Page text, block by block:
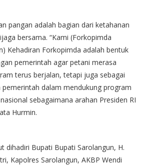
pangan adalah bagian dari ketahanan
bersama. “Kami (Forkopimda
Kehadiran Forkopimda adalah bentuk
pemerintah agar petani merasa
terus berjalan, tetapi juga sebagai
dalam mendukung program
sebagaimana arahan Presiden RI
Hurmin.
dihadiri Bupati Bupati Sarolangun, H.
Kapolres Sarolangun, AKBP Wendi